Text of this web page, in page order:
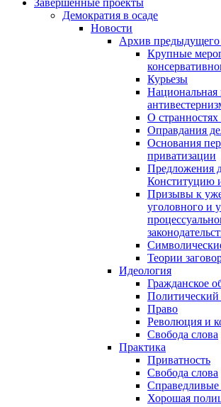
Завершенные проекты
Демократия в осаде
Новости
Архив предыдущего
Крупные
Курьезы
Национальная
О
Оправдания
Основания
приватизации
Предложения
Конституцию
Призывы к
уголовного и
Теории
Идеология
Гражданское
Право
Революция и
Свобода слова
Практика
Приватность
Свобода слова
Хорошая